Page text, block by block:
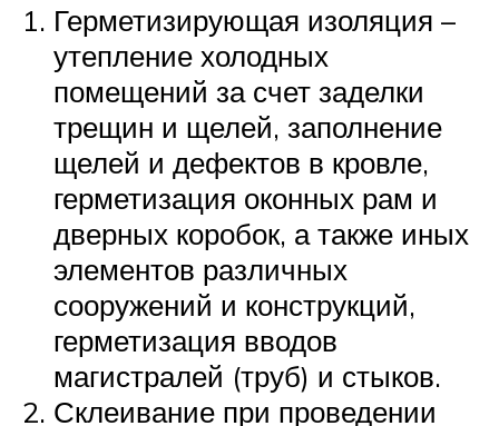
Герметизирующая изоляция –
утепление холодных
помещений за счет заделки
трещин и щелей, заполнение
щелей и дефектов в кровле,
герметизация оконных рам и
дверных коробок, а также иных
элементов различных
сооружений и конструкций,
герметизация вводов
магистралей (труб) и стыков.
Склеивание при проведении